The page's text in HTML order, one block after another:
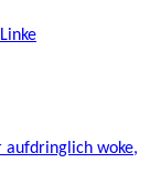
aufdringlich woke,